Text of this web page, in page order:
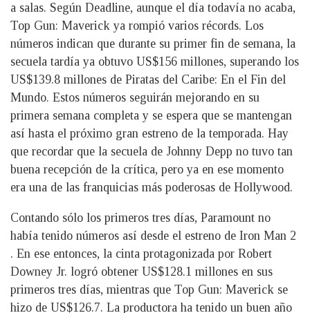
a salas. Según Deadline, aunque el día todavía no acaba,
Top Gun: Maverick ya rompió varios récords. Los
números indican que durante su primer fin de semana, la
secuela tardía ya obtuvo US$156 millones, superando los
US$139.8 millones de Piratas del Caribe: En el Fin del
Mundo. Estos números seguirán mejorando en su
primera semana completa y se espera que se mantengan
así hasta el próximo gran estreno de la temporada. Hay
que recordar que la secuela de Johnny Depp no tuvo tan
buena recepción de la crítica, pero ya en ese momento
era una de las franquicias más poderosas de Hollywood.
Contando sólo los primeros tres días, Paramount no
había tenido números así desde el estreno de Iron Man 2
. En ese entonces, la cinta protagonizada por Robert
Downey Jr. logró obtener US$128.1 millones en sus
primeros tres días, mientras que Top Gun: Maverick se
hizo de US$126.7. La productora ha tenido un buen año